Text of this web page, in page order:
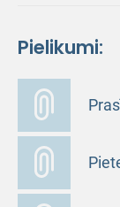
Pielikumi: